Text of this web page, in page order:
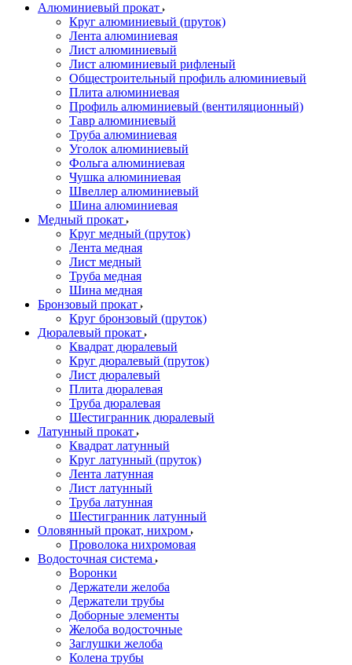
Алюминиевый прокат
Круг алюминиевый (пруток)
Лента алюминиевая
Лист алюминиевый
Лист алюминиевый рифленый
Общестроительный профиль алюминиевый
Плита алюминиевая
Профиль алюминиевый (вентиляционный)
Тавр алюминиевый
Труба алюминиевая
Уголок алюминиевый
Фольга алюминиевая
Чушка алюминиевая
Швеллер алюминиевый
Шина алюминиевая
Медный прокат
Круг медный (пруток)
Лента медная
Лист медный
Труба медная
Шина медная
Бронзовый прокат
Круг бронзовый (пруток)
Дюралевый прокат
Квадрат дюралевый
Круг дюралевый (пруток)
Лист дюралевый
Плита дюралевая
Труба дюралевая
Шестигранник дюралевый
Латунный прокат
Квадрат латунный
Круг латунный (пруток)
Лента латунная
Лист латунный
Труба латунная
Шестигранник латунный
Оловянный прокат, нихром
Проволока нихромовая
Водосточная система
Воронки
Держатели желоба
Держатели трубы
Доборные элементы
Желоба водосточные
Заглушки желоба
Колена трубы